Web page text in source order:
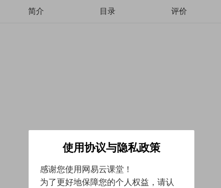
简介 目录 评价
使用协议与隐私政策
感谢您使用网易云课堂！
为了更好地保障您的个人权益，请认